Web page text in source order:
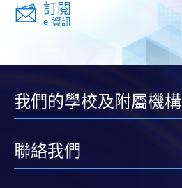
訂閱
e-資訊
我們的學校及附屬機構
聯絡我們